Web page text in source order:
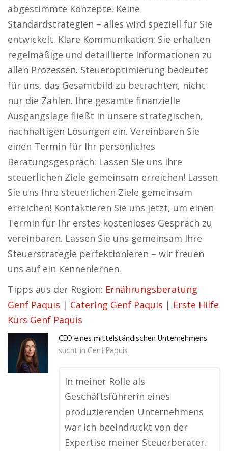
abgestimmte Konzepte: Keine
Standardstrategien – alles wird speziell für Sie
entwickelt. Klare Kommunikation: Sie erhalten
regelmäßige und detaillierte Informationen zu
allen Prozessen. Steueroptimierung bedeutet
für uns, das Gesamtbild zu betrachten, nicht
nur die Zahlen. Ihre gesamte finanzielle
Ausgangslage fließt in unsere strategischen,
nachhaltigen Lösungen ein. Vereinbaren Sie
einen Termin für Ihr persönliches
Beratungsgespräch: Lassen Sie uns Ihre
steuerlichen Ziele gemeinsam erreichen! Lassen
Sie uns Ihre steuerlichen Ziele gemeinsam
erreichen! Kontaktieren Sie uns jetzt, um einen
Termin für Ihr erstes kostenloses Gespräch zu
vereinbaren. Lassen Sie uns gemeinsam Ihre
Steuerstrategie perfektionieren – wir freuen
uns auf ein Kennenlernen.
Tipps aus der Region: Ernährungsberatung
Genf Paquis | Catering Genf Paquis | Erste Hilfe
Kurs Genf Paquis
CEO eines mittelständischen Unternehmens
sucht in Genf Paquis
In meiner Rolle als
Geschäftsführerin eines
produzierenden Unternehmens
war ich beeindruckt von der
Expertise meiner Steuerberater.